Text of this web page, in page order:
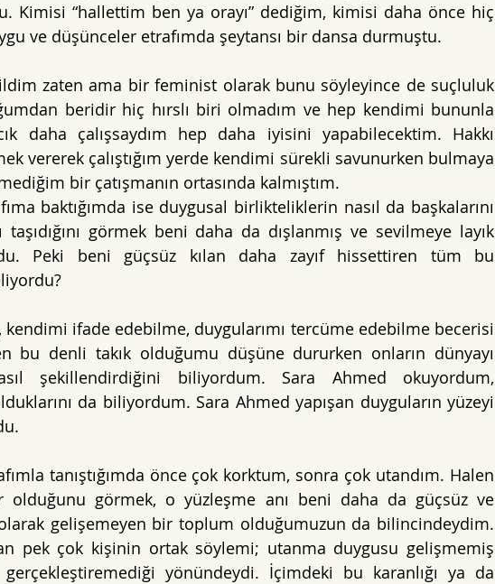
Kimisi “hallettim ben ya orayı” dediğim, kimisi daha önce hiç
ve düşünceler etrafımda şeytansı bir dansa durmuştu.
zaten ama bir feminist olarak bunu söyleyince de suçluluk
beridir hiç hırslı biri olmadım ve hep kendimi bununla
daha çalışsaydım hep daha iyisini yapabilecektim. Hakkı
vererek çalıştığım yerde kendimi sürekli savunurken bulmaya
bir çatışmanın ortasında kalmıştım.
baktığımda ise duygusal birlikteliklerin nasıl da başkalarını
görmek beni daha da dışlanmış ve sevilmeye layık
Peki beni güçsüz kılan daha zayıf hissettiren tüm bu
ifade edebilme, duygularımı tercüme edebilme becerisi
bu denli takık olduğumu düşüne dururken onların dünyayı
şekillendirdiğini biliyordum. Sara Ahmed okuyordum,
da biliyordum. Sara Ahmed yapışan duyguların yüzeyi
tanıştığımda önce çok korktum, sonra çok utandım. Halen
olduğunu görmek, o yüzleşme anı beni daha da güçsüz ve
olarak gelişemeyen bir toplum olduğumuzun da bilincindeydim.
pek çok kişinin ortak söylemi; utanma duygusu gelişmemiş
yönündeydi. İçimdeki bu karanlığı ya da